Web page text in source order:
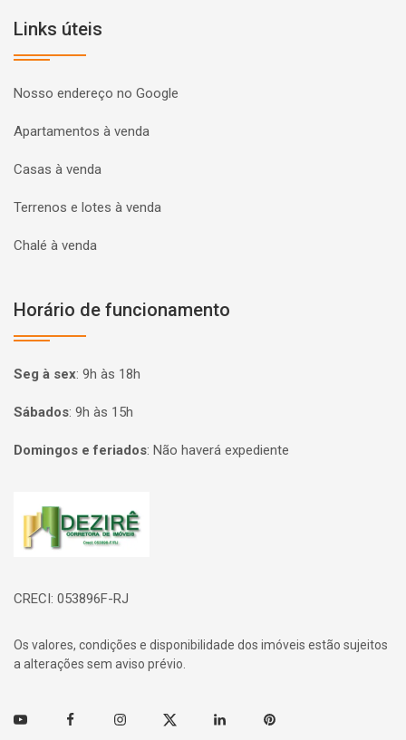
Links úteis
Nosso endereço no Google
Apartamentos à venda
Casas à venda
Terrenos e lotes à venda
Chalé à venda
Horário de funcionamento
Seg à sex: 9h às 18h
Sábados: 9h às 15h
Domingos e feriados: Não haverá expediente
Página inicial
CRECI: 053896F-RJ
Os valores, condições e disponibilidade dos imóveis estão sujeitos
a alterações sem aviso prévio.
Youtube FacebookInstagramTwitter Linkedin Pinterest